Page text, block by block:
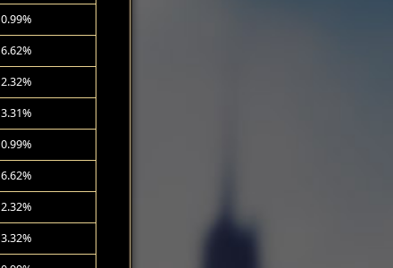
0.99%
6.62%
2.32%
3.31%
0.99%
6.62%
2.32%
3.32%